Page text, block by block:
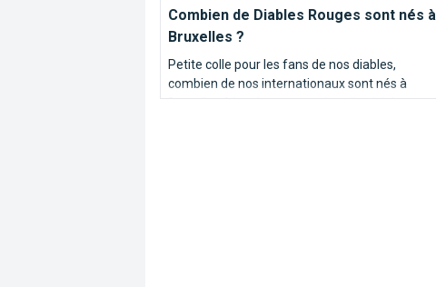
Combien de Diables Rouges sont nés à
Bruxelles ?
Petite colle pour les fans de nos diables,
combien de nos internationaux sont nés à
Bruxelles ? La réponse est dans l'article!